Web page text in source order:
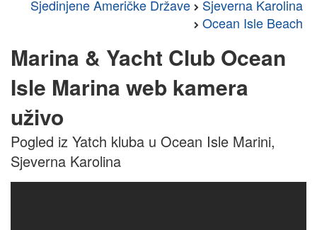
Sjedinjene Američke Države
Sjeverna Karolina
Ocean Isle Beach
Marina & Yacht Club Ocean
Isle Marina web kamera
uživo
Pogled iz Yatch kluba u Ocean Isle Marini,
Sjeverna Karolina